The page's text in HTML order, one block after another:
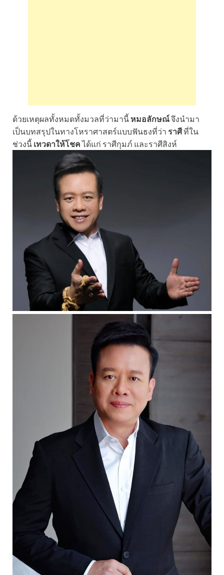
ด้วยเหตุผลทั้งหมดทั้งมวลที่ว่ามานี้ หมอลักษณ์จึงนำมา
เป็นบทสรุปในทางโหราศาสตร์แบบฟันธงที่ว่า ราศีที่ใน
ช่วงนี้ เทวดาให้โชคได้แก่ ราศีกุมภ์ และราศีสิงห์